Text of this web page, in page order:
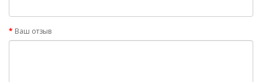
Ваш отзыв